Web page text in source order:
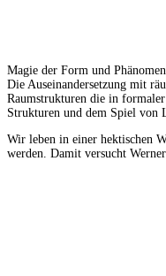
Magie der Form und
Die Auseinandersetzung mit
Raumstrukturen die in
Strukturen und dem Spiel von
Wir leben in einer hektischen
werden. Damit versucht